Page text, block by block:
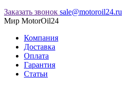
Заказать звонок sale@motoroil24.ru
Мир MotorOil24
Компания
Доставка
Оплата
Гарантия
Статьи